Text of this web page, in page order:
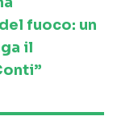
fuoco: un
il